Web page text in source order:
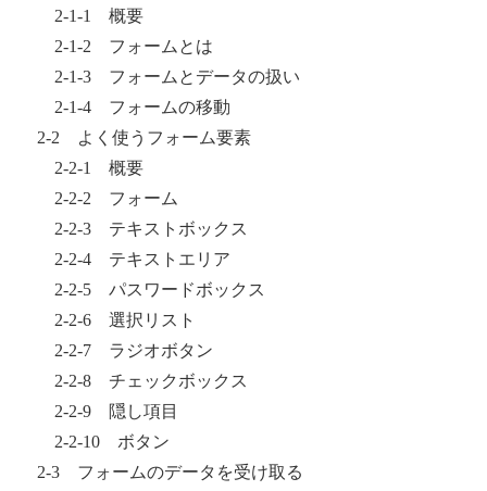
2-1-1 概要
2-1-2 フォームとは
2-1-3 フォームとデータの扱い
2-1-4 フォームの移動
2-2 よく使うフォーム要素
2-2-1 概要
2-2-2 フォーム
2-2-3 テキストボックス
2-2-4 テキストエリア
2-2-5 パスワードボックス
2-2-6 選択リスト
2-2-7 ラジオボタン
2-2-8 チェックボックス
2-2-9 隠し項目
2-2-10 ボタン
2-3 フォームのデータを受け取る